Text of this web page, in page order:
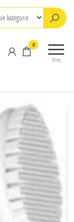
Menu
0